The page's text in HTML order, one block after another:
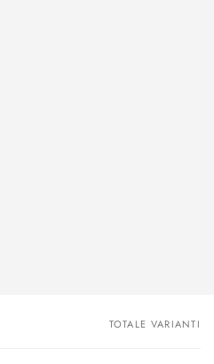
TOTALE VARIANTI